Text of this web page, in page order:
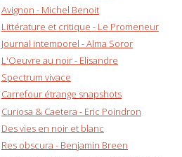
Avignon - Michel Benoit
Littérature et critique - Le Promeneur
Journal intemporel - Alma Soror
L'Oeuvre au noir - Elisandre
Spectrum vivace
Carrefour étrange snapshots
Curiosa & Caetera - Eric Poindron
Des vies en noir et blanc
Res obscura - Benjamin Breen